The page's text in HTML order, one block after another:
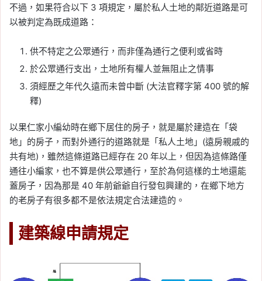
不過，如果符合以下 3 項規定，屬於私人土地的鄰近道路是可
以被判定為既成道路：
供不特定之公眾通行，而非僅為通行之便利或省時
於公眾通行支出，土地所有權人並無阻止之情事
須經歷之年代久遠而未曾中斷 (大法官釋字第 400 號的解
釋)
以果仁家小編幼時在鄉下居住的房子，就是屬於建造在「袋
地」的房子，而對外通行的道路就是「私人土地」(遠房親戚的
共有地)，雖然這條道路已經存在 20 年以上，但因為這條路僅
通往小編家，也不算是供公眾通行，至於為何這樣的土地還能
蓋房子，因為那是 40 年前爺爺自行發包興建的，在鄉下地方
的老房子有很多都不是依法規定合法建造的。
建築線申請規定